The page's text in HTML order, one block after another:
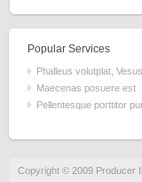
Popular Services
Phalleus volutplat, Vesus
Maecenas posuere est
Pellentesque porttitor
Copyright © 2009 Producer